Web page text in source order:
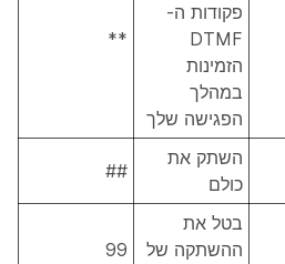
פקודות ה-
DTMF
הזמינות
במהלך
הפגישה שלך
**
השתק את
כולם
##
בטל את
ההשתקה של
99